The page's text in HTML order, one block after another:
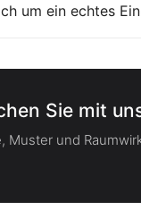
um ein echtes
Sie mit
Muster und